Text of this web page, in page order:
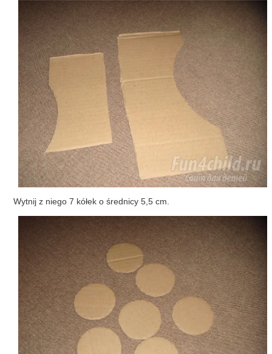
Wytnij z niego 7 kółek o średnicy 5,5 cm.